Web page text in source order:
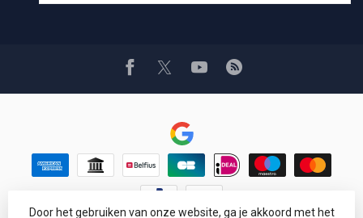
Door het gebruiken van onze website, ga je akkoord met het